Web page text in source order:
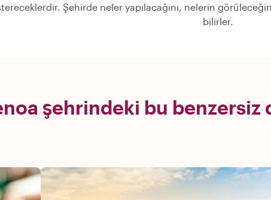
Şehirde neler yapılacağını, nelerin
bilirler.
şehrindeki bu benzersiz